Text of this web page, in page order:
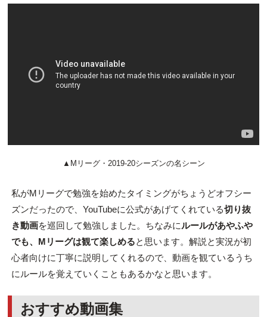
▲Mリーグ・2019-20シーズンの名シーン
私がMリーグで勉強を始めたタイミングがちょうどオフシー
ズンだったので、YouTubeに公式があげてくれている切り抜
き動画を巡回して勉強しました。ちなみにルールがあやふや
でも、Mリーグは観て楽しめると思います。解説と実況が初
心者向けに丁寧に説明してくれるので、動画を観ているうち
にルールを覚えていくこともあるかなと思います。
おすすめ動画集